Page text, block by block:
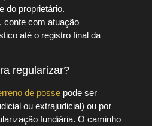
do proprietário.
conte com atuação
até o registro final da
regularizar?
de posse pode ser
ou extrajudicial) ou por
fundiária. O caminho